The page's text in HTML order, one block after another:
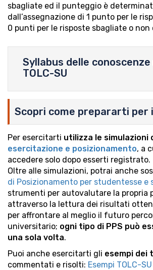
sbagliate ed il punteggio è
dall’assegnazione di 1 punto per le
0 punti per le risposte sbagliate o non
Syllabus delle
TOLC-SU
Scopri come prepararti per
Per esercitarti utilizza le simulazioni
esercitazione e posizionamento, a
accedere solo dopo esserti registrato.
Oltre alle simulazioni, potrai anche
di Posizionamento per studentesse e
strumenti per autovalutare la propria
attraverso la lettura dei risultati
per affrontare al meglio il futuro
universitario; ogni tipo di PPS può
una sola volta.
Puoi anche esercitarti gli esempi dei
commentati e risolti: Esempi TOLC-SU